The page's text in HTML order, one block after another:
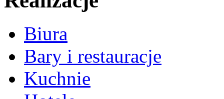
Biura
Bary i restauracje
Kuchnie